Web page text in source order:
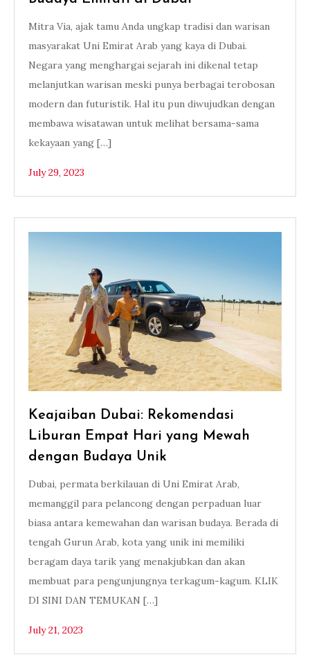
Mitra Via, ajak tamu Anda ungkap tradisi dan warisan
masyarakat Uni Emirat Arab yang kaya di Dubai.
Negara yang menghargai sejarah ini dikenal tetap
melanjutkan warisan meski punya berbagai terobosan
modern dan futuristik. Hal itu pun diwujudkan dengan
membawa wisatawan untuk melihat bersama-sama
kekayaan yang […]
July 29, 2023
Keajaiban Dubai: Rekomendasi
Liburan Empat Hari yang Mewah
dengan Budaya Unik
Dubai, permata berkilauan di Uni Emirat Arab,
memanggil para pelancong dengan perpaduan luar
biasa antara kemewahan dan warisan budaya. Berada di
tengah Gurun Arab, kota yang unik ini memiliki
beragam daya tarik yang menakjubkan dan akan
membuat para pengunjungnya terkagum-kagum. KLIK
DI SINI DAN TEMUKAN […]
July 21, 2023